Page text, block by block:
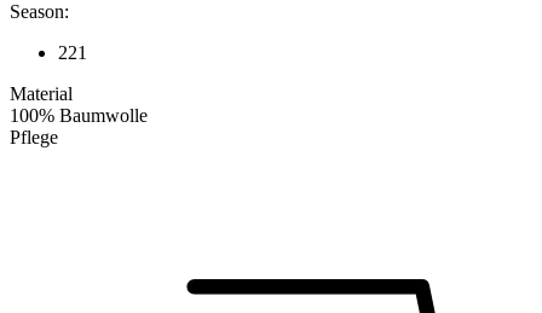
Season:
221
Material
100% Baumwolle
Pflege